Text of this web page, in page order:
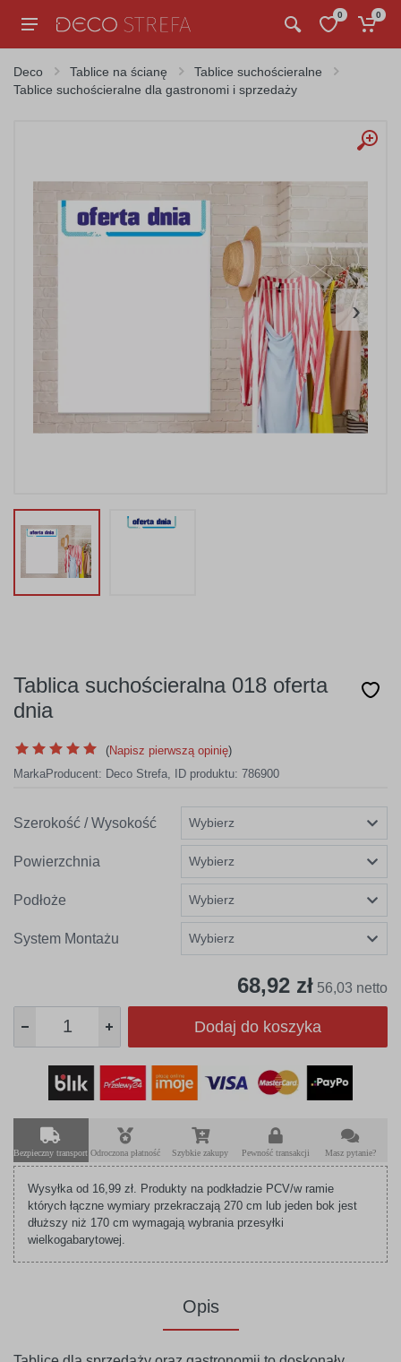
0 0
Deco Tablice na ścianę
Tablice suchościeralne
Tablice suchościeralne dla gastronomi i sprzedaży
›
Tablica suchościeralna 018 oferta
dnia
(Napisz pierwszą opinię)
MarkaProducent: Deco Strefa, ID produktu: 786900
Szerokość / Wysokość
Powierzchnia
Podłoże
System Montażu
68,92 zł 56,03 netto
Dodaj do koszyka
Bezpieczny transport Odroczona płatność Szybkie zakupy Pewność transakcji Masz pytanie?
Wysyłka od 16,99 zł. Produkty na podkładzie PCV/w ramie
których łączne wymiary przekraczają 270 cm lub jeden bok jest
dłuższy niż 170 cm wymagają wybrania przesyłki
wielkogabarytowej.
Opis